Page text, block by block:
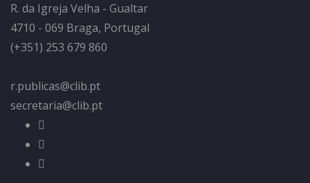
R. da Igreja Velha - Gualtar
4710 - 069 Braga, Portugal
(+351) 253 679 860
r.publicas@clib.pt
secretaria@clib.pt